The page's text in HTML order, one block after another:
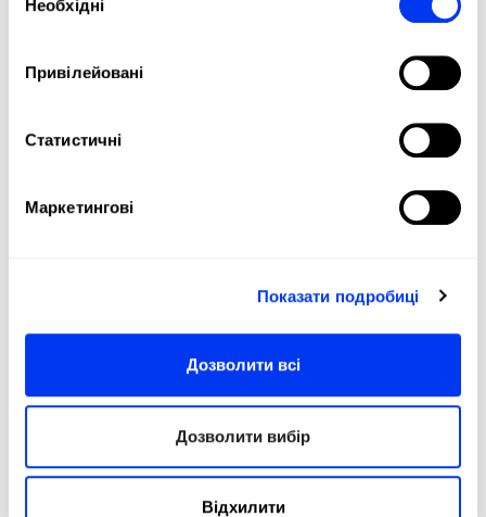
згоди
Необхідні
Привілейовані
Статистичні
Маркетингові
Показати подробиці
Дозволити всі
Дозволити вибір
Відхилити
Type of Game:
485 см2
Length: 455 Mm
38 Mm
Protector: 3M Protector Tape